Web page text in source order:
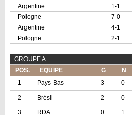
Argentine
1-1
Pologne
7-0
Argentine
4-1
Pologne
2-1
GROUPE A
POS.
EQUIPE G N
1
Pays-Bas 3 0
2 Brésil 2 0
3 RDA 0 1